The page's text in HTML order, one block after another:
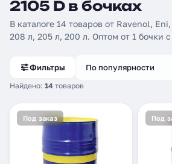
2105 D в бочках
В каталоге 14 товаров от Ravenol,
208 л, 205 л, 200 л. Оптом от 1 бочки
Фильтры
Найдено: 14 товаров
По популярности
Под заказ Под